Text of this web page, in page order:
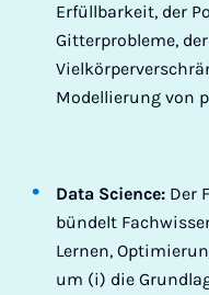
Erfüllbarkeit, der
Gitterprobleme,
Modellierung von
Data Science: Der
bündelt
Lernen,
um (i) die